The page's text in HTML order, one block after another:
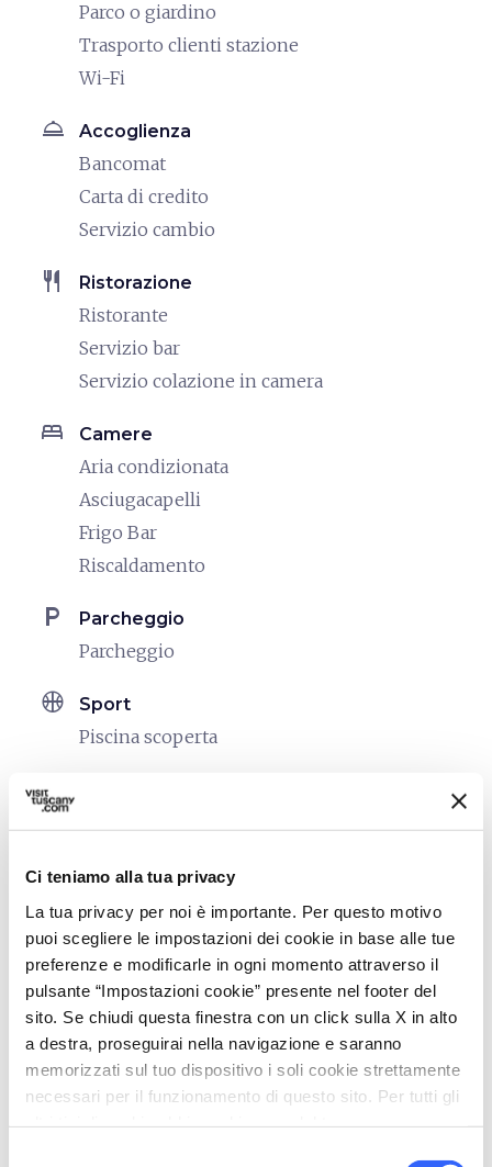
Ci teniamo alla tua privacy
La tua privacy per noi è importante. Per questo motivo
puoi scegliere le impostazioni dei cookie in base alle tue
preferenze e modificarle in ogni momento attraverso il
pulsante “Impostazioni cookie” presente nel footer del
sito. Se chiudi questa finestra con un click sulla X in alto
a destra, proseguirai nella navigazione e saranno
memorizzati sul tuo dispositivo i soli cookie strettamente
necessari per il funzionamento di questo sito. Per tutti gli
Parco o giardino
Trasporto clienti stazione
Wi-Fi
room_service Accoglienza
Bancomat
Carta di credito
Servizio cambio
restaurant Ristorazione
Ristorante
Servizio bar
Servizio colazione in camera
bed Camere
Aria condizionata
Asciugacapelli
Frigo Bar
Riscaldamento
local_parking Parcheggio
Parcheggio
sports_basketball Sport
Piscina scoperta
celebration
Vendita prodotti agro-alimentari
Visite Guidate
family_restroom Servizi per famiglie
Giochi per bambini
Servizio Baby Sitting
work Business e Mice
Sala riunioni